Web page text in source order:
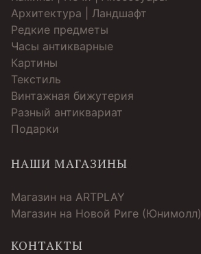
Архитектура | Ландшафт
Редкие предметы
Часы антикварные
Картины
Текстиль
Винтажная бижутерия
Разный антиквариат
Подарки
НАШИ МАГАЗИНЫ
Магазин на ARTPLAY
Магазин на Новой Риге (Юнимолл)
КОНТАКТЫ